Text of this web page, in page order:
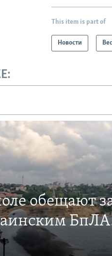
This item is part of
Новости
обещают